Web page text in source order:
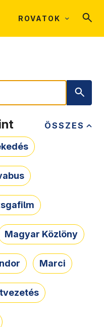
ROVATOK
ÖSSZES
Magyar Közlöny
Marci